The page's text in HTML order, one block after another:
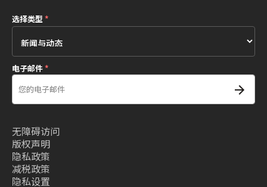
选择类型*
电子邮件*
无障碍访问
版权声明
隐私政策
减税政策
隐私设置